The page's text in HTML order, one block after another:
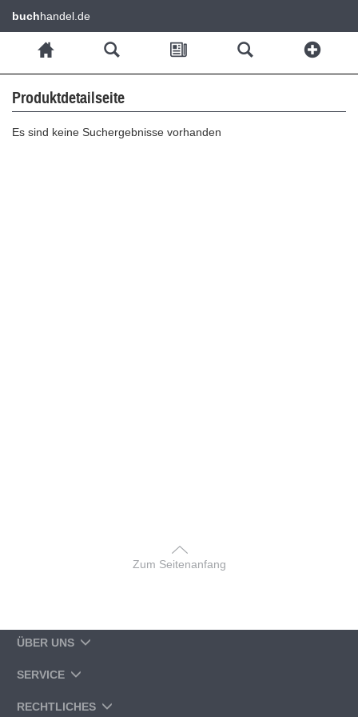
buchhandel.de
Produktdetailseite
Es sind keine Suchergebnisse vorhanden
Zum Seitenanfang
ÜBER UNS
SERVICE
RECHTLICHES